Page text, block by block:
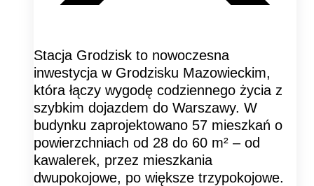
Stacja Grodzisk to nowoczesna
inwestycja w Grodzisku Mazowieckim,
która łączy wygodę codziennego życia z
szybkim dojazdem do Warszawy. W
budynku zaprojektowano 57 mieszkań o
powierzchniach od 28 do 60 m² – od
kawalerek, przez mieszkania
dwupokojowe, po większe trzypokojowe.